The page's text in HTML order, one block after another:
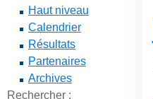
Haut niveau
Calendrier
Résultats
Partenaires
Archives
Rechercher :